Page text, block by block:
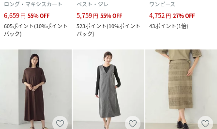
ロング・マキシスカート
6,659円 55%OFF
605ポイント(10%ポイント
バック)
ベスト・ジレ
5,759円 55%OFF
523ポイント(10%ポイント
バック)
ワンピース
4,752 円 27%OFF
43ポイント(1倍)